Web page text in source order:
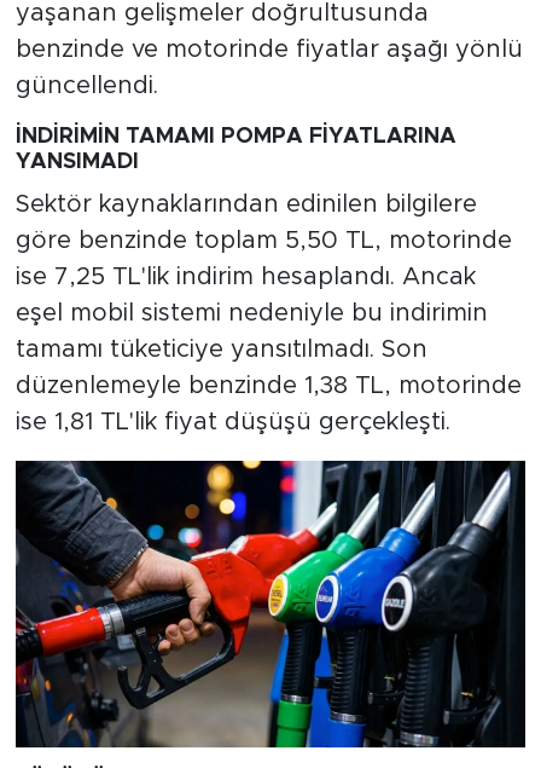
yaşanan gelişmeler doğrultusunda
benzinde ve motorinde fiyatlar aşağı yönlü
güncellendi.
İNDİRİMİN TAMAMI POMPA FİYATLARINA
YANSIMADI
Sektör kaynaklarından edinilen bilgilere
göre benzinde toplam 5,50 TL, motorinde
ise 7,25 TL'lik indirim hesaplandı. Ancak
eşel mobil sistemi nedeniyle bu indirimin
tamamı tüketiciye yansıtılmadı. Son
düzenlemeyle benzinde 1,38 TL, motorinde
ise 1,81 TL'lik fiyat düşüşü gerçekleşti.